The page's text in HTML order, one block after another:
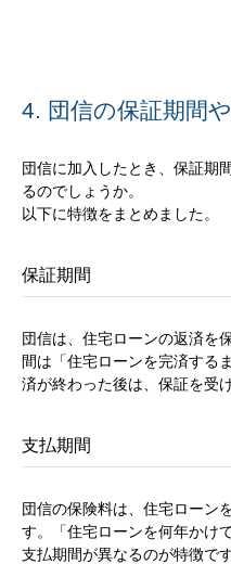
4. 団信の保証期間
団信に加入したとき、保証期
るのでしょうか。
以下に特徴をまとめました。
保証期間
団信は、住宅ローンの返済を
間は「住宅ローンを完済する
済が終わった後は、保証を受
支払期間
団信の保険料は、住宅ローン
す。「住宅ローンを何年かけ
支払期間が異なるのが特徴です